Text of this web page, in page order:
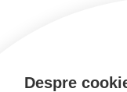
Despre